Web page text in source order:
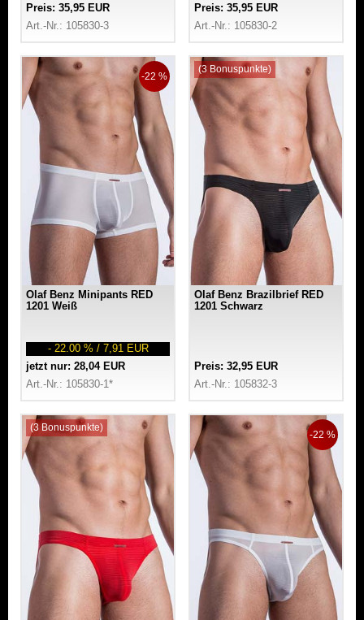
Preis: 35,95 EUR
Art.-Nr.: 105830-3
Preis: 35,95 EUR
Art.-Nr.: 105830-2
-22 %
Olaf Benz Minipants RED
1201 Weiß
- 22.00 % / 7,91 EUR
jetzt nur: 28,04 EUR
Art.-Nr.: 105830-1*
(3 Bonuspunkte)
Olaf Benz Brazilbrief RED
1201 Schwarz
Preis: 32,95 EUR
Art.-Nr.: 105832-3
(3 Bonuspunkte)
-22 %